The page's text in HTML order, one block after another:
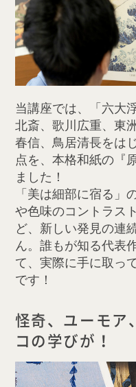
当講座では、「六大
北斎、歌川広重、東
春信、鳥居清長をは
点を、本格和紙の『
ました！
「美は細部に宿る」
や色味のコントラス
ど、新しい発見の連
ん。誰もが知る代表
て、実際に手に取っ
です！
怪奇、ユーモ
コの学びが！